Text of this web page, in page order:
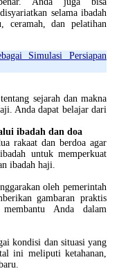
selama ibadah
ceramah, dan pelatihan
Simulasi Persiapan
sejarah dan makna
Anda dapat belajar dari
ibadah dan doa
rakaat dan berdoa agar
untuk memperkuat
ibadah haji.
oleh pemerintah
gambaran praktis
Anda dalam
kondisi dan situasi yang
ini meliputi ketahanan,